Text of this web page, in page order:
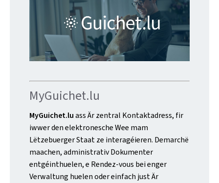
MyGuichet.lu
MyGuichet.luass Är zentral Kontaktadress, fir
iwwer den elektronesche Wee mam
Lëtzebuerger Staat ze interagéieren. Demarchë
maachen, administrativ Dokumenter
entgéinthuelen, e Rendez-vous bei enger
Verwaltung huelen oder einfach just Är